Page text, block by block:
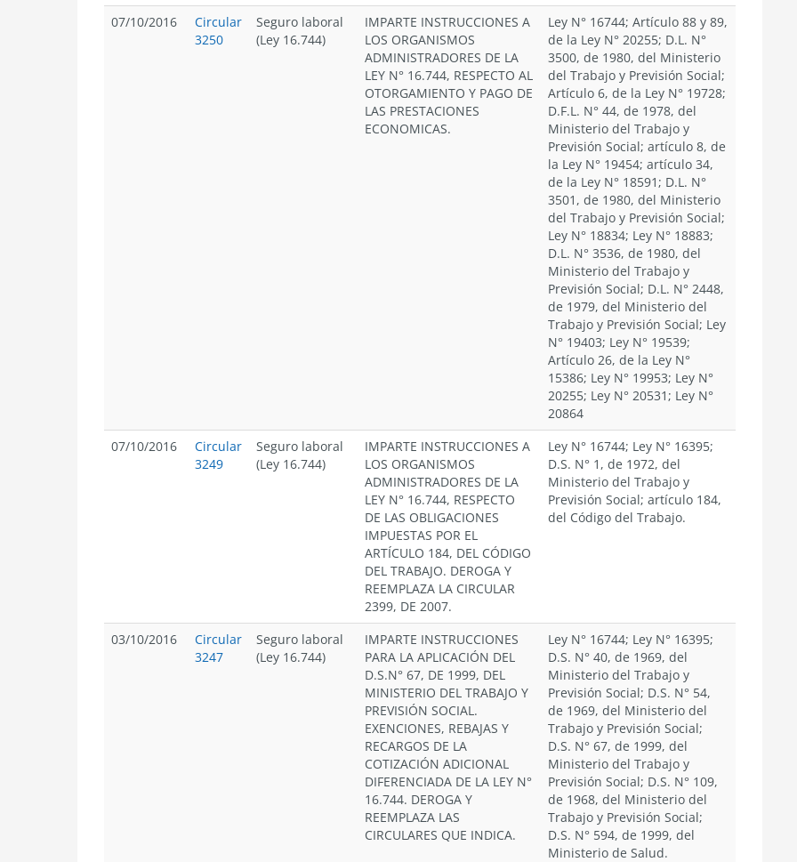
07/10/2016
Circular
3250
Seguro laboral
(Ley 16.744)
IMPARTE INSTRUCCIONES A
LOS ORGANISMOS
ADMINISTRADORES DE LA
LEY N° 16.744, RESPECTO AL
OTORGAMIENTO Y PAGO DE
LAS PRESTACIONES
ECONOMICAS.
Ley N° 16744; Artículo 88 y 89,
de la Ley N° 20255; D.L. N°
3500, de 1980, del Ministerio
del Trabajo y Previsión Social;
Artículo 6, de la Ley N° 19728;
D.F.L. N° 44, de 1978, del
Ministerio del Trabajo y
Previsión Social; artículo 8, de
la Ley N° 19454; artículo 34,
de la Ley N° 18591; D.L. N°
3501, de 1980, del Ministerio
del Trabajo y Previsión Social;
Ley N° 18834; Ley N° 18883;
D.L. N° 3536, de 1980, del
Ministerio del Trabajo y
Previsión Social; D.L. N° 2448,
de 1979, del Ministerio del
Trabajo y Previsión Social; Ley
N° 19403; Ley N° 19539;
Artículo 26, de la Ley N°
15386; Ley N° 19953; Ley N°
20255; Ley N° 20531; Ley N°
20864
07/10/2016
Circular
3249
Seguro laboral
(Ley 16.744)
IMPARTE INSTRUCCIONES A
LOS ORGANISMOS
ADMINISTRADORES DE LA
LEY N° 16.744, RESPECTO
DE LAS OBLIGACIONES
IMPUESTAS POR EL
ARTÍCULO 184, DEL CÓDIGO
DEL TRABAJO. DEROGA Y
REEMPLAZA LA CIRCULAR
2399, DE 2007.
Ley N° 16744; Ley N° 16395;
D.S. N° 1, de 1972, del
Ministerio del Trabajo y
Previsión Social; artículo 184,
del Código del Trabajo.
03/10/2016
Circular
3247
Seguro laboral
(Ley 16.744)
IMPARTE INSTRUCCIONES
PARA LA APLICACIÓN DEL
D.S.N° 67, DE 1999, DEL
MINISTERIO DEL TRABAJO Y
PREVISIÓN SOCIAL.
EXENCIONES, REBAJAS Y
RECARGOS DE LA
COTIZACIÓN ADICIONAL
DIFERENCIADA DE LA LEY N°
16.744. DEROGA Y
REEMPLAZA LAS
CIRCULARES QUE INDICA.
Ley N° 16744; Ley N° 16395;
D.S. N° 40, de 1969, del
Ministerio del Trabajo y
Previsión Social; D.S. N° 54,
de 1969, del Ministerio del
Trabajo y Previsión Social;
D.S. N° 67, de 1999, del
Ministerio del Trabajo y
Previsión Social; D.S. N° 109,
de 1968, del Ministerio del
Trabajo y Previsión Social;
D.S. N° 594, de 1999, del
Ministerio de Salud.